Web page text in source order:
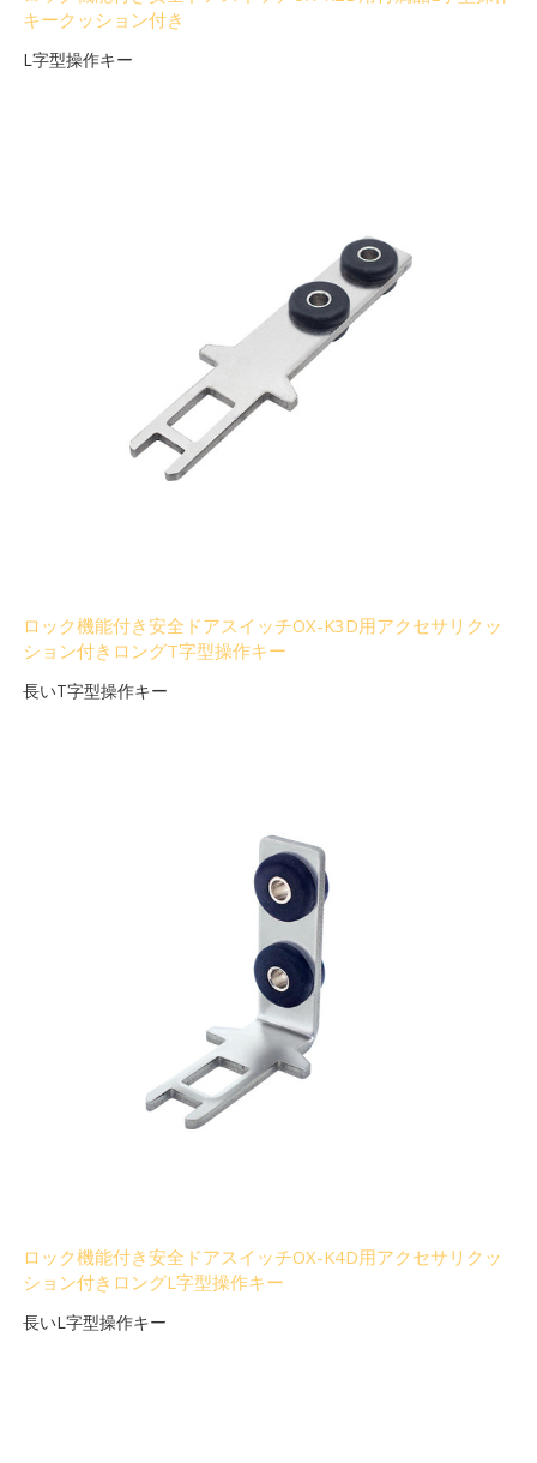
キークッション付き
L字型操作キー
ロック機能付き安全ドアスイッチOX-K3D用アクセサリクッ
ション付きロングT字型操作キー
長いT字型操作キー
ロック機能付き安全ドアスイッチOX-K4D用アクセサリクッ
ション付きロングL字型操作キー
長いL字型操作キー